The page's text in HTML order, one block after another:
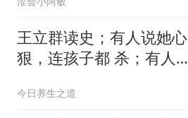
王立群读史；有人说她心
狠，连孩子都 杀；有人说
有仇人
今日养生之道